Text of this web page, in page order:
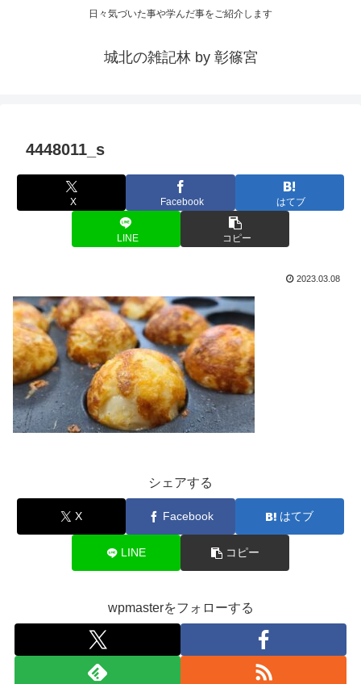
日々気づいた事や学んだ事をご紹介します
城北の雑記林 by 彰篠宮
4448011_s
X Facebook はてブ
LINE コピー
2023.03.08
シェアする
X Facebook はてブ
LINE コピー
wpmasterをフォローする